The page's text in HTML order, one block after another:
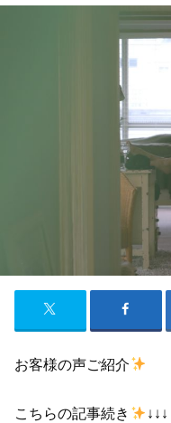
お客様の声ご紹介
こちらの記事続き ↓↓↓